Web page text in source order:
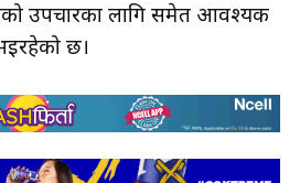
उपचारका लागि समेत आवश्यक
छ।